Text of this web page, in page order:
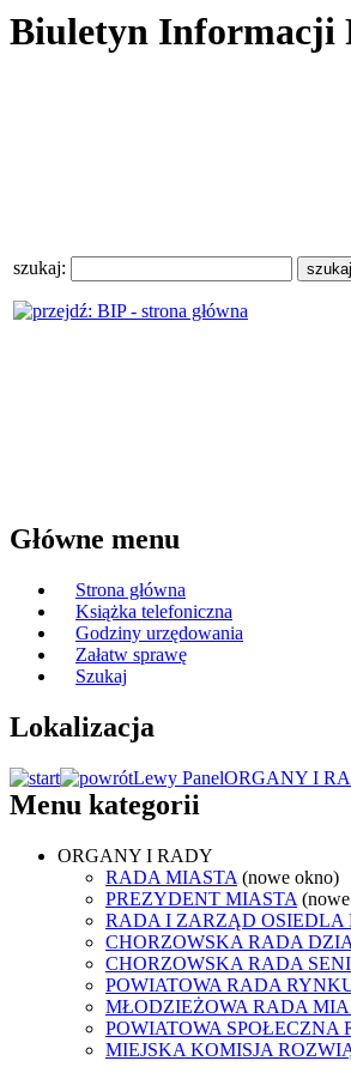
Biuletyn Informacji
szukaj:
Główne menu
Strona główna
Książka telefoniczna
Godziny urzędowania
Załatw sprawę
Szukaj
Lokalizacja
Lewy PanelORGANY I
Menu kategorii
ORGANY I RADY
RADA MIASTA (nowe okno)
PREZYDENT MIASTA
RADA I ZARZĄD OSIEDLA
CHORZOWSKA RADA
CHORZOWSKA RADA
POWIATOWA RADA
MŁODZIEŻOWA RADA
POWIATOWA SPOŁECZNA
MIEJSKA KOMISJA